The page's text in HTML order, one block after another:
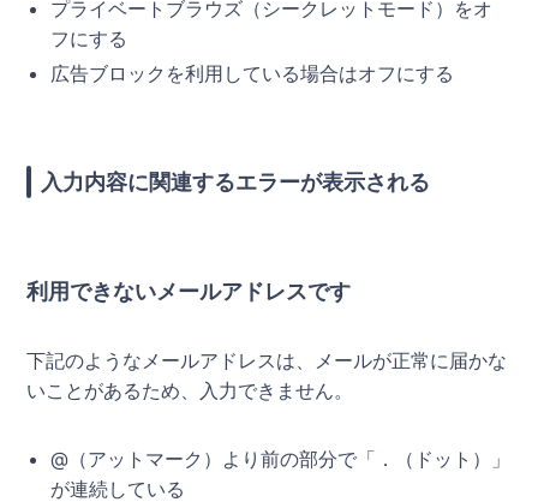
プライベートブラウズ（シークレットモード）をオ
フにする
広告ブロックを利用している場合はオフにする
入力内容に関連するエラーが表示される
利用できないメールアドレスです
下記のようなメールアドレスは、メールが正常に届かな
いことがあるため、入力できません。
@（アットマーク）より前の部分で「．（ドット）」
が連続している